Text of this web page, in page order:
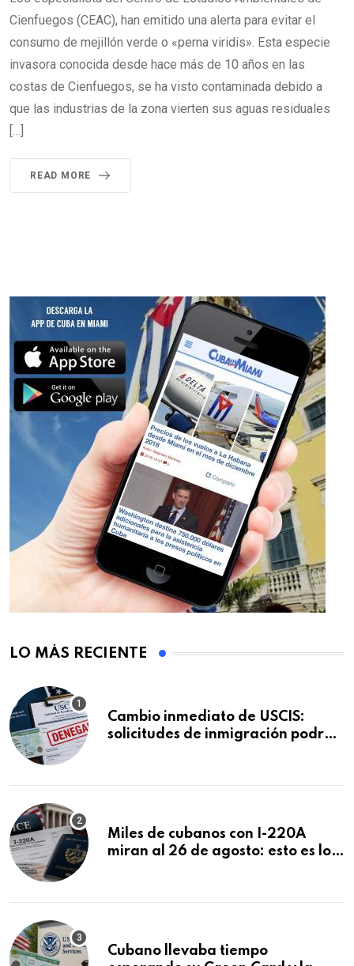
Cienfuegos (CEAC), han emitido una alerta para evitar el
consumo de mejillón verde o «perna viridis». Esta especie
invasora conocida desde hace más de 10 años en las
costas de Cienfuegos, se ha visto contaminada debido a
que las industrias de la zona vierten sus aguas residuales
[…]
READ MORE
LO MÁS RECIENTE
Cambio inmediato de USCIS:
solicitudes de inmigración podrán
Miles de cubanos con I-220A
miran al 26 de agosto: esto es lo
Cubano llevaba tiempo